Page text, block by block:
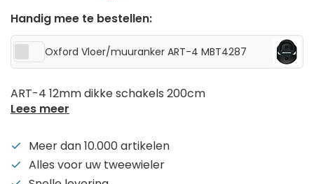
Handig mee te bestellen:
Oxford Vloer/muuranker ART-4 MBT4287
ART-4 12mm dikke schakels 200cm
Lees meer
Meer dan 10.000 artikelen
Alles voor uw tweewieler